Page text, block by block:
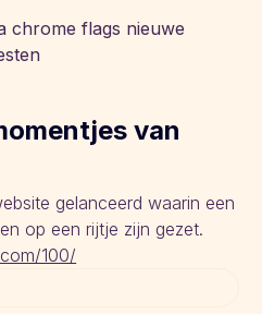
chrome flags nieuwe
van
gelanceerd waarin een
op een rijtje zijn gezet.
100/